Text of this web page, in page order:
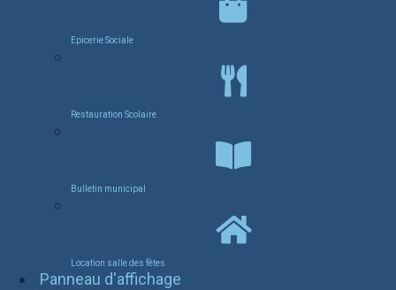
Epicerie Sociale
Restauration Scolaire
Bulletin municipal
Location salle des fêtes
Panneau d'affichage